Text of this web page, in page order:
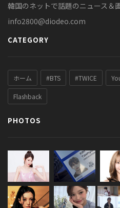
韓国のネットで話題のニュース＆
info2800@diodeo.com
CATEGORY
ホーム #BTS #TWICE
Flashback
PHOTOS